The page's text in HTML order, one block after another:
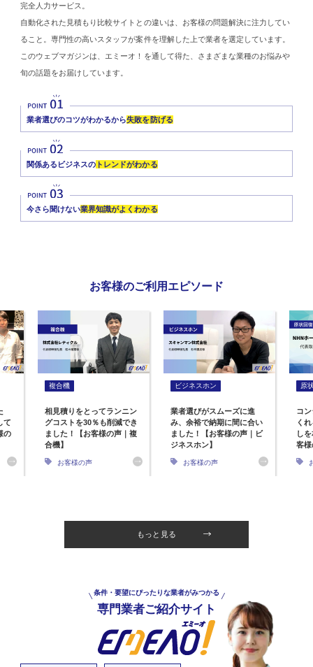
完全人力サービス。
自動化された見積もり比較サイトとの違いは、お客様の問題解決に注力してい
ること。専門性の高いスタッフが案件を理解した上で業者を選定しています。
このウェブマガジンは、エミーオ！を通して得た、さまざまな業種のお悩みや
旬の話題をお届けしています。
業者選びのコツがわかるから失敗を防げる
関係あるビジネスの トレンドがわかる
今さら聞けない業界知識がよくわかる
お客様のご利用エピソード
て
の
複合機
相見積りをとってランニン
グコストを30％も削減でき
ました！【お客様の声｜複
合機】
お客様の声
ビジネスホン
業者選びがスムーズに進
み、余裕で納期に間に合い
ました！【お客様の声｜ビ
ジネスホン】
お客様の声
原
コ
く
し
客
もっと見る
条件・要望にぴったりな業者がみつかる
専門業者ご紹介サイト